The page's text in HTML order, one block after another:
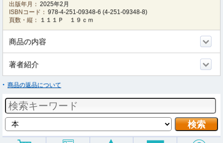
出版年月： 2025年2月
ISBNコード： 978-4-251-09348-6 (4-251-09348-8)
頁数・縦：
１１１Ｐ １９ｃｍ
商品の内容
著者紹介
商品の返品について